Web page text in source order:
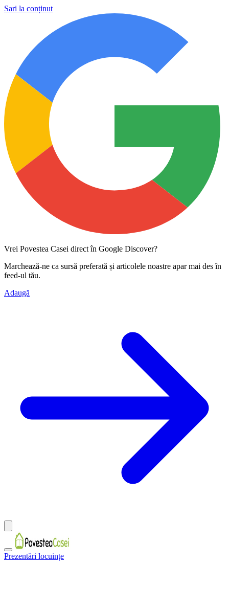
Sari la conținut
Vrei Povestea Casei direct în Google Discover?
Marchează-ne ca sursă preferată și articolele noastre apar mai des în
feed-ul tău.
Adaugă
Prezentări locuințe